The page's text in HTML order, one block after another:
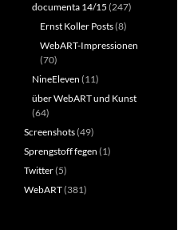
documenta 14/15 (247)
Ernst Koller Posts(8)
WebART-Impressionen
(70)
NineEleven (11)
über WebART und Kunst
(64)
Screenshots(49)
Sprengstoff fegen (1)
Twitter(5)
WebART(381)